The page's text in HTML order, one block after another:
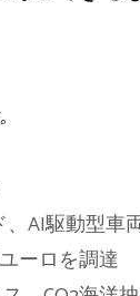
、AI駆動型車
ーロを調達